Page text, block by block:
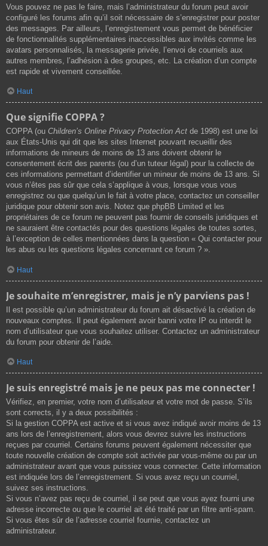
Vous pouvez ne pas le faire, mais l’administrateur du forum peut avoir
configuré les forums afin qu’il soit nécessaire de s’enregistrer pour poster
des messages. Par ailleurs, l’enregistrement vous permet de bénéficier
de fonctionnalités supplémentaires inaccessibles aux invités comme les
avatars personnalisés, la messagerie privée, l’envoi de courriels aux
autres membres, l’adhésion à des groupes, etc. La création d’un compte
est rapide et vivement conseillée.
Haut
Que signifie COPPA ?
COPPA (ou Children’s Online Privacy Protection Act de 1998) est une loi
aux États-Unis qui dit que les sites Internet pouvant recueillir des
informations de mineurs de moins de 13 ans doivent obtenir le
consentement écrit des parents (ou d’un tuteur légal) pour la collecte de
ces informations permettant d’identifier un mineur de moins de 13 ans. Si
vous n’êtes pas sûr que cela s’applique à vous, lorsque vous vous
enregistrez ou que quelqu’un le fait à votre place, contactez un conseiller
juridique pour obtenir son avis. Notez que phpBB Limited et les
propriétaires de ce forum ne peuvent pas fournir de conseils juridiques et
ne sauraient être contactés pour des questions légales de toutes sortes,
à l’exception de celles mentionnées dans la question « Qui contacter pour
les abus ou les questions légales concernant ce forum ? ».
Haut
Je souhaite m’enregistrer, mais je n’y parviens pas !
Il est possible qu’un administrateur du forum ait désactivé la création de
nouveaux comptes. Il peut également avoir banni votre IP ou interdit le
nom d’utilisateur que vous souhaitez utiliser. Contactez un administrateur
du forum pour obtenir de l’aide.
Haut
Je suis enregistré mais je ne peux pas me connecter !
Vérifiez, en premier, votre nom d’utilisateur et votre mot de passe. S’ils
sont corrects, il y a deux possibilités :
Si la gestion COPPA est active et si vous avez indiqué avoir moins de 13
ans lors de l’enregistrement, alors vous devrez suivre les instructions
reçues par courriel. Certains forums peuvent également nécessiter que
toute nouvelle création de compte soit activée par vous-même ou par un
administrateur avant que vous puissiez vous connecter. Cette information
est indiquée lors de l’enregistrement. Si vous avez reçu un courriel,
suivez ses instructions.
Si vous n’avez pas reçu de courriel, il se peut que vous ayez fourni une
adresse incorrecte ou que le courriel ait été traité par un filtre anti-spam.
Si vous êtes sûr de l’adresse courriel fournie, contactez un
administrateur.